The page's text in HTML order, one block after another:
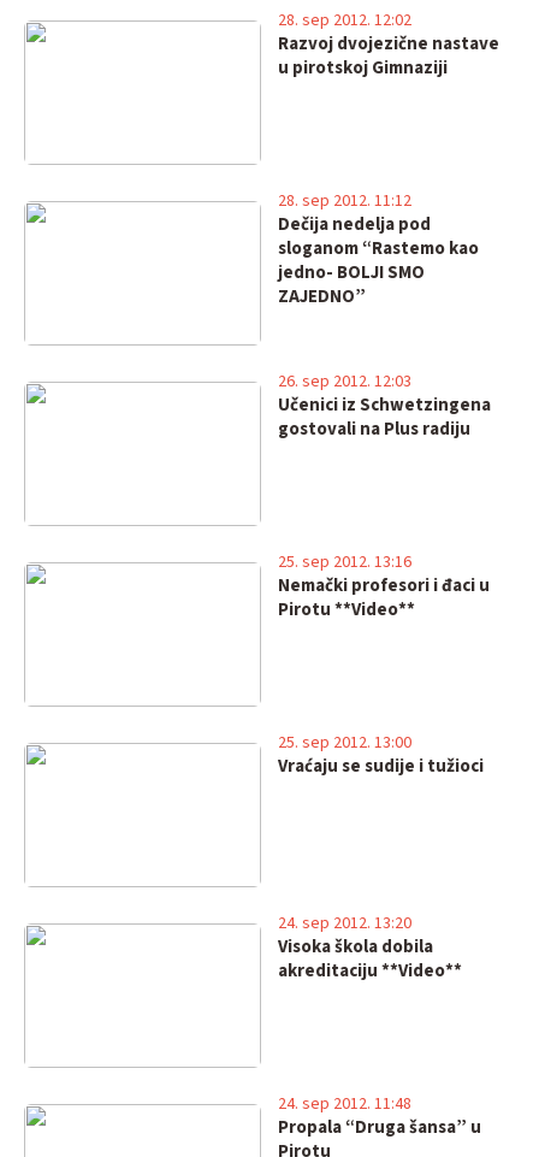
Razvoj dvojezične nastave
u pirotskoj Gimnaziji
28. sep 2012. 12:02
Dečija nedelja pod
sloganom “Rastemo kao
jedno- BOLJI SMO
ZAJEDNO”
28. sep 2012. 11:12
Učenici iz Schwetzingena
gostovali na Plus radiju
26. sep 2012. 12:03
Nemački profesori i đaci u
Pirotu **Video**
25. sep 2012. 13:16
Vraćaju se sudije i tužioci
25. sep 2012. 13:00
Visoka škola dobila
akreditaciju **Video**
24. sep 2012. 13:20
Propala “Druga šansa” u
Pirotu
24. sep 2012. 11:48